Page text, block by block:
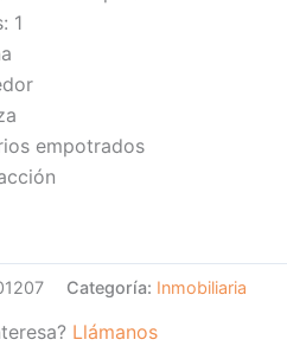
1
empotrados
Categoría: Inmobiliaria
Llámanos